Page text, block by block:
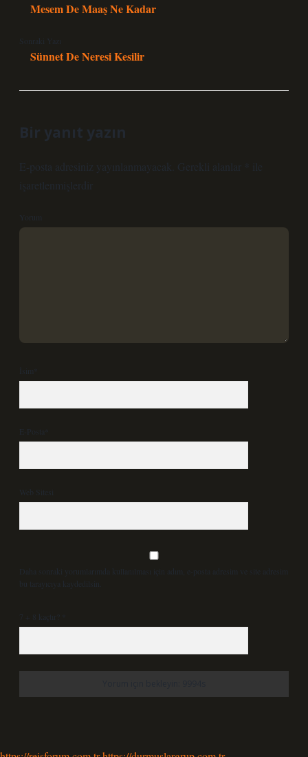
Mesem De Maaş Ne Kadar
Sonraki Yazı
Sünnet De Neresi Kesilir
Bir yanıt yazın
E-posta adresiniz yayınlanmayacak. Gerekli alanlar
ile
işaretlenmişlerdir
Yorum
İsim*
E-Posta*
Web Sitesi
Daha sonraki yorumlarımda kullanılması için adım, e-posta adresim ve site adresim
bu tarayıcıya kaydedilsin.
7 + 8 kaçtır?